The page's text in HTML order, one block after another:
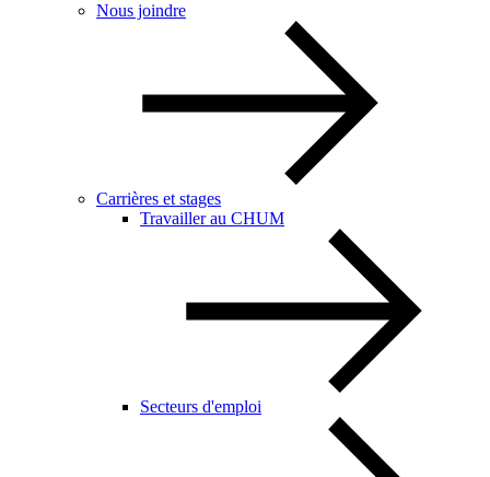
Nous joindre
Carrières et stages
Travailler au CHUM
Secteurs d'emploi